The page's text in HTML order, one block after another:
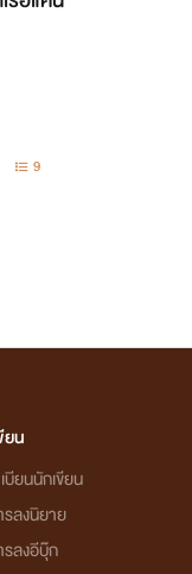
9
ยน
บียนนักเขียน
ลงนิยาย
ลงอีบุ๊ก